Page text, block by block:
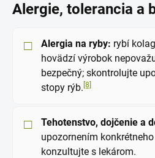
Alergie, tolerancia a
Alergia na ryby: rybí
hovädzí výrobok
bezpečný; skontrolujte
stopy rýb. [8]
Tehotenstvo, dojčenie a
upozornením
konzultujte s lekárom.